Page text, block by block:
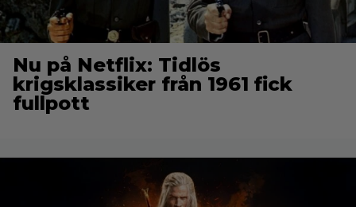
Nu på Netflix: Tidlös
krigsklassiker från 1961 fick
fullpott